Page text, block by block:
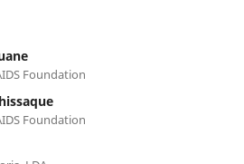
Foundation
Foundation